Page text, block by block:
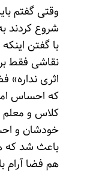
وقتی گفتم
شروع کردند
با گفتن
نقاشی فقط
اثری نداره»
که احساس
کلاس و معلم
خودشان و
باعث شد که
هم فضا آرام